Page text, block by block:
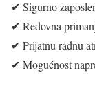
✔ Sigurno
✔ Redovna
✔ Prijatnu radnu
✔ Mogućnost